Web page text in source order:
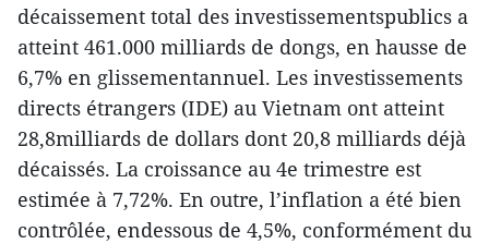
décaissement total des investissementspublics a
atteint 461.000 milliards de dongs, en hausse de
6,7% en glissementannuel. Les investissements
directs étrangers (IDE) au Vietnam ont atteint
28,8milliards de dollars dont 20,8 milliards déjà
décaissés. La croissance au 4e trimestre est
estimée à 7,72%. En outre, l’inflation a été bien
contrôlée, endessous de 4,5%, conformément du